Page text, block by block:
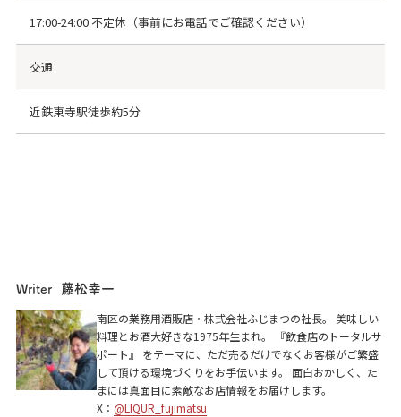
17:00-24:00 不定休（事前にお電話でご確認ください）
交通
近鉄東寺駅徒歩約5分
京都市南区四ツ塚町92-5
Writer 藤松幸一
南区の業務用酒販店・株式会社ふじまつの社長。 美味しい
料理とお酒大好きな1975年生まれ。 『飲食店のトータルサ
ポート』 をテーマに、ただ売るだけでなくお客様がご繁盛
して頂ける環境づくりをお手伝います。 面白おかしく、た
まには真面目に素敵なお店情報をお届けします。
X： @LIQUR_fujimatsu